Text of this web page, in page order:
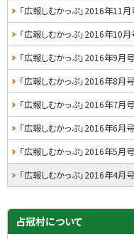
ニ
ュ
ー
「広報しむかっぷ」2016年11月
「広報しむかっぷ」2016年10月
「広報しむかっぷ」2016年9月号
「広報しむかっぷ」2016年8月号
「広報しむかっぷ」2016年7月号
「広報しむかっぷ」2016年6月号
「広報しむかっぷ」2016年5月号
「広報しむかっぷ」2016年4月号
占冠村について